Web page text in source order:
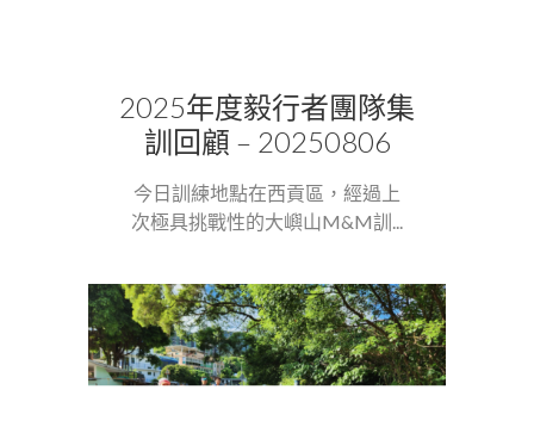
2025年度毅行者團隊集
訓回顧 – 20250806
今日訓練地點在西貢區，經過上
次極具挑戰性的大嶼山M&M訓...